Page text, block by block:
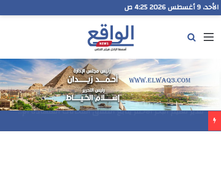
الأحد، 9 أغسطس 2026 4:25 ص
القائمة